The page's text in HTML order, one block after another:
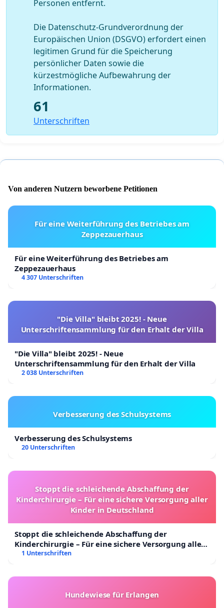
Personen entfernt.
Die Datenschutz-Grundverordnung der
Europäischen Union (DSGVO) erfordert einen
legitimen Grund für die Speicherung
persönlicher Daten sowie die
kürzestmögliche Aufbewahrung der
Informationen.
61
Unterschriften
Von anderen Nutzern beworbene Petitionen
Für eine Weiterführung des Betriebes am
Zeppezauerhaus
Für eine Weiterführung des Betriebes am
Zeppezauerhaus
4 307 Unterschriften
"Die Villa" bleibt 2025! - Neue
Unterschriftensammlung für den Erhalt der Villa
"Die Villa" bleibt 2025! - Neue
Unterschriftensammlung für den Erhalt der Villa
2 038 Unterschriften
Verbesserung des Schulsystems
Verbesserung des Schulsystems
20 Unterschriften
Stoppt die schleichende Abschaffung der
Kinderchirurgie – Für eine sichere Versorgung aller
Kinder in Deutschland
Stoppt die schleichende Abschaffung der
Kinderchirurgie – Für eine sichere Versorgung aller
Kinder in Deutschland
1 Unterschriften
Hundewiese für Erlangen